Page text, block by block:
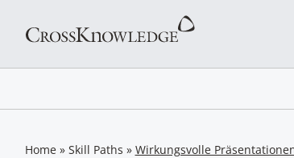
Home» Skill Paths » Wirkungsvolle